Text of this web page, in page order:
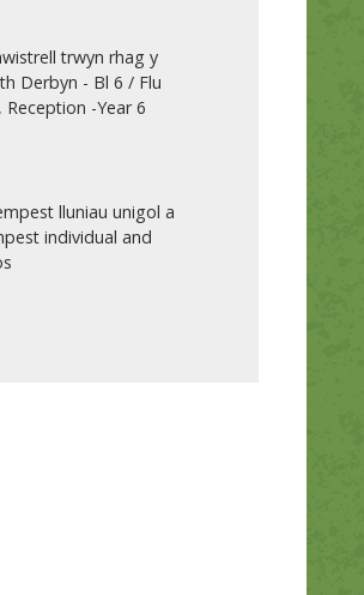
trwyn rhag y
Derbyn - Bl 6 / Flu
Reception -Year 6
lluniau unigol a
individual and